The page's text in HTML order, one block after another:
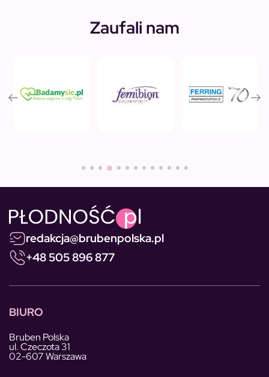
Zaufali nam
redakcja@brubenpolska.pl
+48 505 896 877
BIURO
Bruben Polska
ul. Czeczota 31
02-607 Warszawa